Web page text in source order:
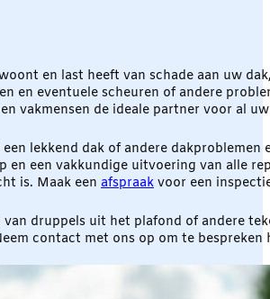
en last heeft van schade aan uw
en eventuele scheuren of andere
vakmensen de ideale partner voor al
lekkend dak of andere
en een vakkundige uitvoering van alle
is. Maak een afspraak voor een
druppels uit het plafond of andere
contact met ons op om te